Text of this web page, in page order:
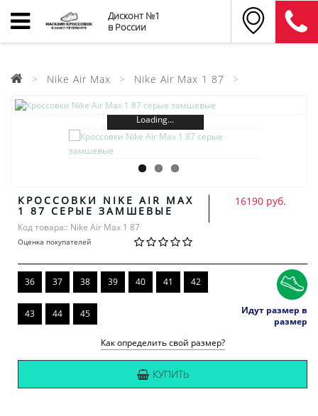
Дисконт №1
в России
Nike Air Max Nike Air Max 1 87
Loading...
КРОССОВКИ NIKE AIR MAX
1 87 СЕРЫЕ ЗАМШЕВЫЕ
Код товара:: Nike Air Max 1 87
Оценка покупателей
16190 руб.
36 37 38 39 40 41 42
43 44 45
Идут размер в
размер
Как определить свой размер?
КУПИТЬ